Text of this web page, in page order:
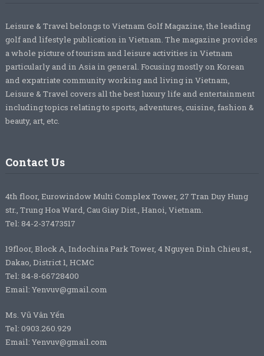
Leisure & Travel belongs to Vietnam Golf Magazine, the leading
golf and lifestyle publication in Vietnam. The magazine provides
a whole picture of tourism and leisure activities in Vietnam
particularly and in Asia in general. Focusing mostly on Korean
and expatriate community working and living in Vietnam,
Leisure & Travel covers all the best luxury life and entertainment
including topics relating to sports, adventures, cuisine, fashion &
beauty, art, etc.
Contact Us
4th floor, Eurowindow Multi Complex Tower, 27 Tran Duy Hung
str., Trung Hoa Ward, Cau Giay Dist., Hanoi, Vietnam.
Tel: 84-2-37473517
19floor, Block A, Indochina Park Tower, 4 Nguyen Dinh Chieu st.,
Dakao, District 1, HCMC
Tel: 84-8-66728400
Email: Yenvuv@gmail.com
Ms. Vũ Vân Yến
Tel: 0903.260.929
Email: Yenvuv@gmail.com